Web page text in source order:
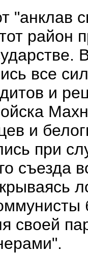
"анклав
район
все
и
и
при
съезда
своей